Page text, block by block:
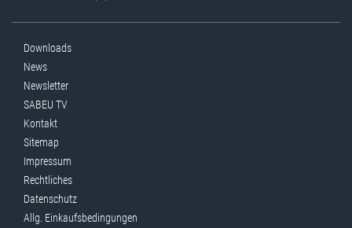
Downloads
News
Newsletter
SABEU TV
Kontakt
Sitemap
Impressum
Rechtliches
Datenschutz
Allg. Einkaufsbedingungen